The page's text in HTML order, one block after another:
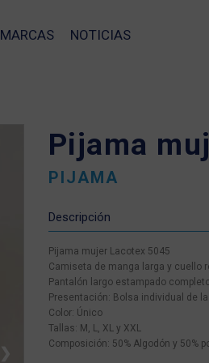
MARCAS NOTICIAS
❯
Pijama
PIJAMA
Descripción
Pijama mujer Lacotex 5045
Camiseta de manga larga y cuello
Pantalón largo estampado
Presentación: Bolsa individual de
Color: Único
Tallas: M, L, XL y XXL
Composición: 50% Algodón y 50%